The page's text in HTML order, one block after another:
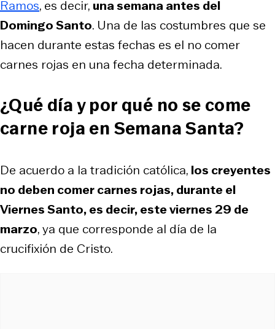
Ramos, es decir, una semana antes del
Domingo Santo. Una de las costumbres que se
hacen durante estas fechas es el no comer
carnes rojas en una fecha determinada.
¿Qué día y por qué no se come
carne roja en Semana Santa?
De acuerdo a la tradición católica, los creyentes
no deben comer carnes rojas, durante el
Viernes Santo, es decir, este viernes 29 de
marzo, ya que corresponde al día de la
crucifixión de Cristo.